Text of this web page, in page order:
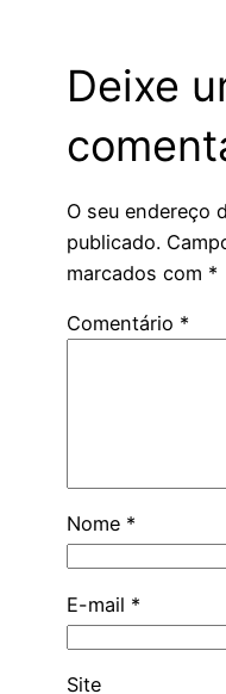
Deixe
O seu endereço
publicado.
marcados com *
Comentário *
Nome *
E-mail *
Site